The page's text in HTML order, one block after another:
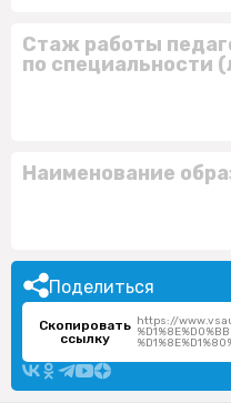
Стаж работы
по специальности
Наименование
Поделиться
Скопировать
ссылку
https://